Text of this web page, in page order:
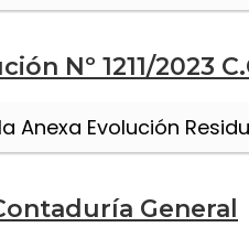
Nº 1211/2023
Anexa Evolución
General